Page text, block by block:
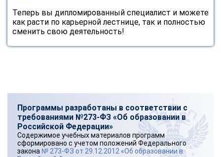
Теперь вы дипломированный специалист и можете
как расти по карьерной лестнице, так и полностью
сменить свою деятельность!
Программы разработаны в соответствии с
требованиями №273-ФЗ «Об образовании в
Российской Федерации»
Содержимое учебных материалов программ
сформировано с учетом положений Федерального
закона № 273-ФЗ от 29.12.2012 «Об образовании в